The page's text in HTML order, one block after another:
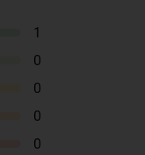
1
0
0
0
0